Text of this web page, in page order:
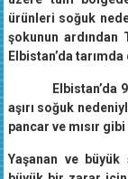
üzere tüm
ürünleri soğuk
şokunun ardından
Elbistan’da
Elbistan’da 9
aşırı soğuk
pancar ve mısır
Yaşanan ve